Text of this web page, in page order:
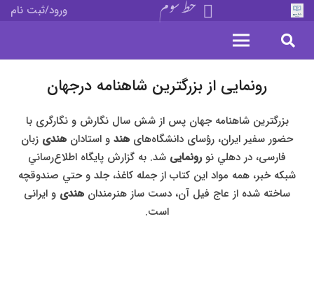
خط سوم ورود/ثبت نام
رونمایی از بزرگترین شاهنامه درجهان
بزرگترین شاهنامه جهان پس از شش سال نگارش و نگارگری با
حضور سفير ايران، رؤسای دانشگاه‌های هند و استادان هندی زبان
فارسی، در دهلي نورونمايی شد. به گزارش پايگاه اطلاع‌رساني
شبکه خبر، همه مواد اين کتاب از جمله کاغذ، جلد و حتي صندوقچه
ساخته شده از عاج فيل آن، دست ساز هنرمندان هندی و ايرانی
است.